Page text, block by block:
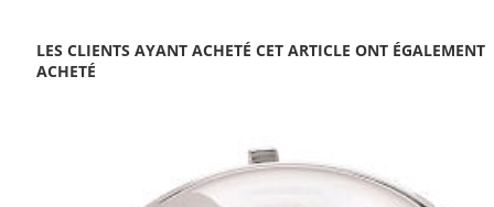
LES CLIENTS AYANT ACHETÉ CET ARTICLE ONT ÉGALEMENT
ACHETÉ